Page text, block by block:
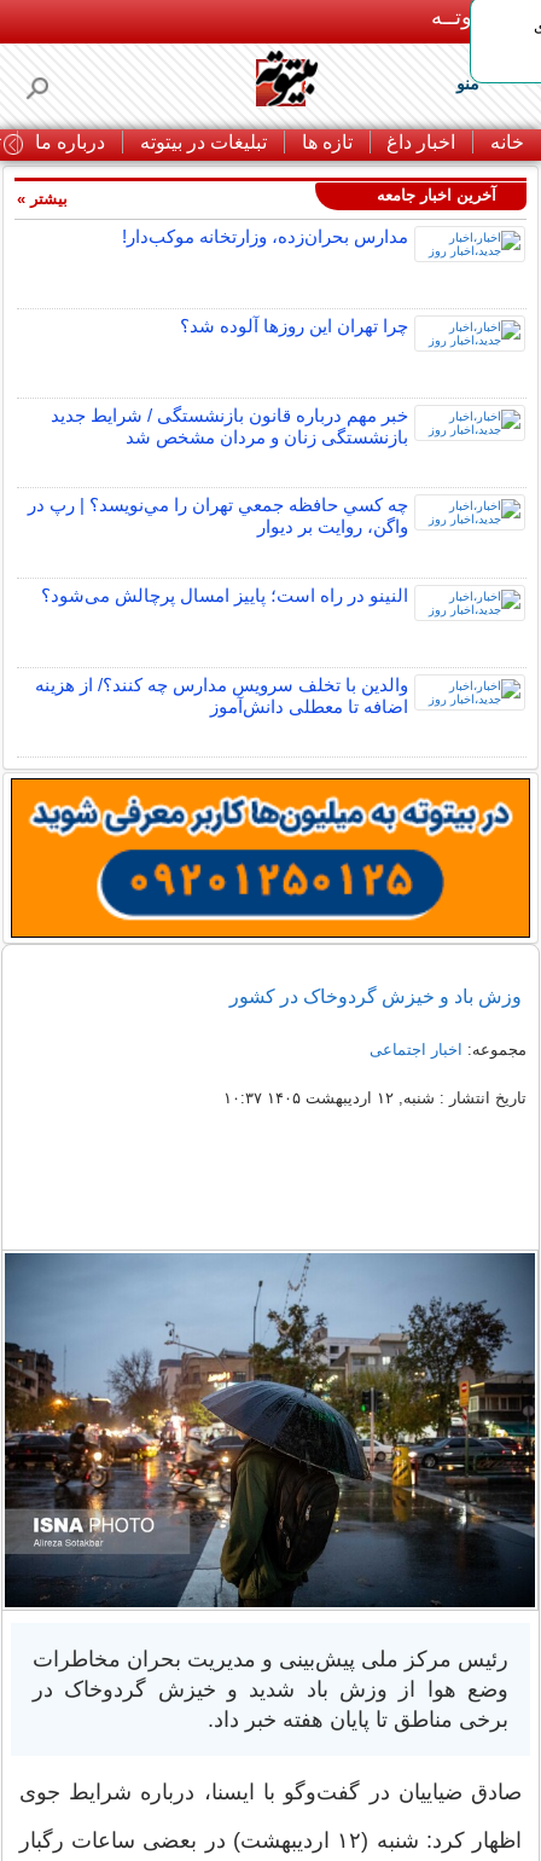
بـیتوتــه
منو
خانه اخبار داغ تازه ها تبلیغات در بیتوته درباره ما
آخرین اخبار جامعه
مدارس بحران‌زده، وزارتخانه موکب‌دار!
چرا تهران این روزها آلوده شد؟
خبر مهم درباره قانون بازنشستگی / شرایط جدید
بازنشستگی زنان و مردان مشخص شد
چه كسي حافظه جمعي تهران را مي‌نويسد؟ | رپ در
واگن، روايت بر ديوار
النینو در راه است؛ پاییز امسال پرچالش می‌شود؟
والدین با تخلف سرویس مدارس چه کنند؟/ از هزینه
اضافه تا معطلی دانش‌آموز
بیشتر »
وزش باد و خیزش گردوخاک در کشور
مجموعه: اخبار اجتماعی
تاریخ انتشار : شنبه, ۱۲ اردیبهشت ۱۴۰۵ ۱۰:۳۷
رئیس مرکز ملی پیش‌بینی و مدیریت بحران مخاطرات
وضع هوا از وزش باد شدید و خیزش گردوخاک در
برخی مناطق تا پایان هفته خبر داد.
صادق ضیاییان در گفت‌وگو با ایسنا، درباره شرایط جوی
اظهار کرد: شنبه (۱۲ اردیبهشت) در بعضی ساعات رگبار